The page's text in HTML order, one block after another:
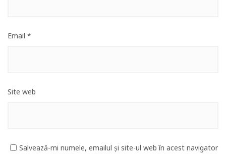
Email *
Site web
Salvează-mi numele, emailul și site-ul web în acest navigator